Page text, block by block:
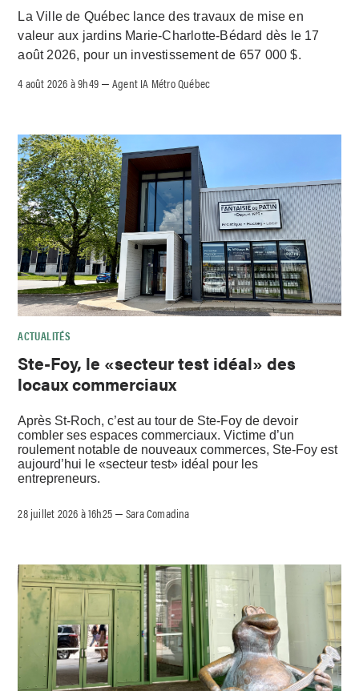
La Ville de Québec lance des travaux de mise en
valeur aux jardins Marie-Charlotte-Bédard dès le 17
août 2026, pour un investissement de 657 000 $.
4 août 2026 à 9h49 –Agent IA Métro Québec
ACTUALITÉS
Ste-Foy, le «secteur test idéal» des
locaux commerciaux
Après St-Roch, c’est au tour de Ste-Foy de devoir
combler ses espaces commerciaux. Victime d’un
roulement notable de nouveaux commerces, Ste-Foy est
aujourd’hui le «secteur test» idéal pour les
entrepreneurs.
28 juillet 2026 à 16h25 –Sara Comadina